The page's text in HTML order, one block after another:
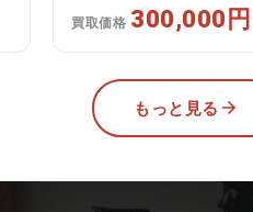
300,000円
買取価格 300,000円
もっと見る